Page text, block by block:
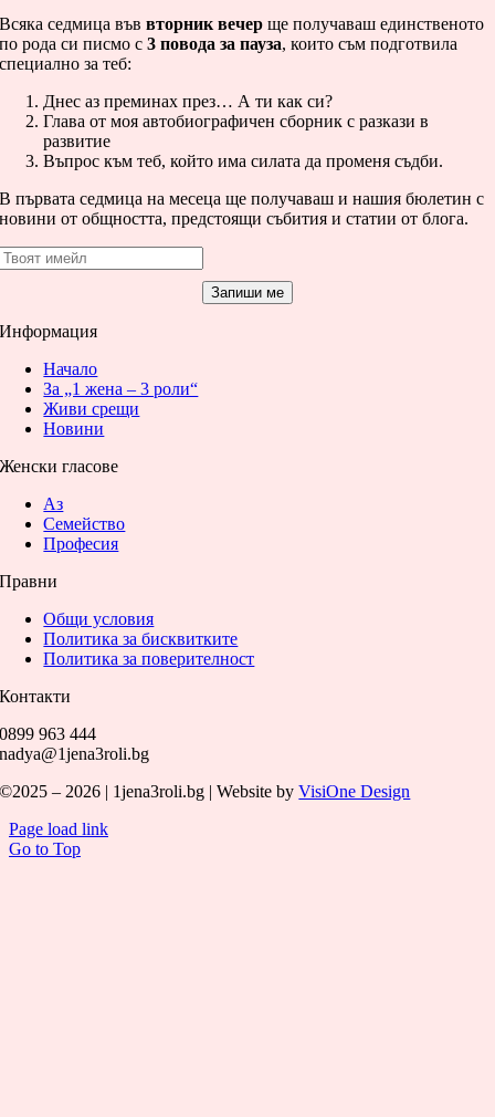
Всяка седмица въввторник вечер ще получаваш единственото
по рода си писмо с3 повода за пауза, които съм подготвила
специално за теб:
Днес аз преминах през… А ти как си?
Глава от моя автобиографичен сборник с разкази в
развитие
Въпрос към теб, който има силата да променя съдби.
В първата седмица на месеца ще получаваш и нашия бюлетин с
новини от общността, предстоящи събития и статии от блога.
Запиши ме
Информация
Начало
За „1 жена – 3 роли“
Живи срещи
Новини
Женски гласове
Аз
Семейство
Професия
Правни
Общи условия
Политика за бисквитките
Политика за поверителност
Контакти
0899 963 444
nadya@1jena3roli.bg
©2025 – 2026 | 1jena3roli.bg | Website byVisiOne Design
Page load link
Go to Top